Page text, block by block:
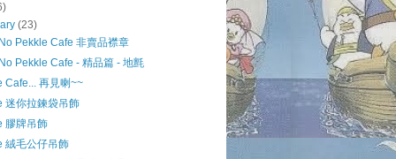
(23)
Pekkle Cafe 非賣品襟章
Pekkle Cafe - 精品篇 - 地氈
Cafe... 再見喇~~
迷你拉鍊袋吊飾
膠牌吊飾
絨毛公仔吊飾